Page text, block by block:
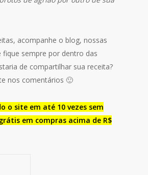
acompanhe o blog, nossas
fique sempre por dentro das
de compartilhar sua receita?
nos comentários 🙂
o site em até 10 vezes sem
em compras acima de R$